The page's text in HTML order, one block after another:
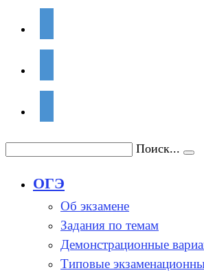
Поиск...
ОГЭ
Об экзамене
Задания по темам
Демонстрационные
Типовые